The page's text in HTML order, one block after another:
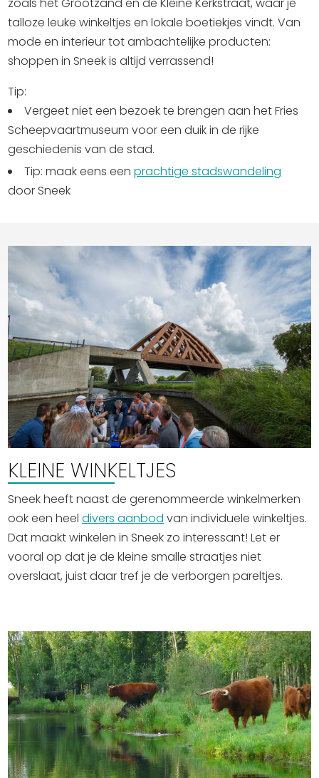
zoals het Grootzand en de Kleine Kerkstraat, waar je
talloze leuke winkeltjes en lokale boetiekjes vindt. Van
mode en interieur tot ambachtelijke producten:
shoppen in Sneek is altijd verrassend!
Tip:
Vergeet niet een bezoek te brengen aan het Fries
Scheepvaartmuseum voor een duik in de rijke
geschiedenis van de stad.
Tip: maak eens eenprachtige stadswandeling
door Sneek
KLEINE WINKELTJES
Sneek heeft naast de gerenommeerde winkelmerken
ook een heeldivers aanbod van individuele winkeltjes.
Dat maakt winkelen in Sneek zo interessant! Let er
vooral op dat je de kleine smalle straatjes niet
overslaat, juist daar tref je de verborgen pareltjes.